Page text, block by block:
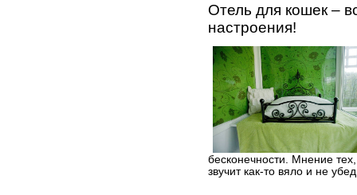
Отель для кошек –
настроения!
бесконечности. Мнение
звучит как-то вяло и не